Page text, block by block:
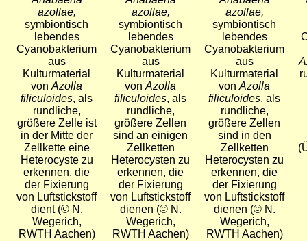
azollae,
symbiontisch
lebendes
Cyanobakterium
aus
Kulturmaterial
von Azolla
filiculoides, als
rundliche,
größere Zelle ist
in der Mitte der
Zellkette eine
Heterocyste zu
erkennen, die
der Fixierung
von Luftstickstoff
dient (© N.
Wegerich,
RWTH Aachen)
azollae,
symbiontisch
lebendes
Cyanobakterium
aus
Kulturmaterial
von Azolla
filiculoides, als
rundliche,
größere Zellen
sind an einigen
Zellketten
Heterocysten zu
erkennen, die
der Fixierung
von Luftstickstoff
dienen (© N.
Wegerich,
RWTH Aachen)
azollae,
symbiontisch
lebendes
Cyanobakterium
aus
Kulturmaterial
von Azolla
filiculoides, als
rundliche,
größere Zellen
sind in den
Zellketten
Heterocysten zu
erkennen, die
der Fixierung
von Luftstickstoff
dienen (© N.
Wegerich,
RWTH Aachen)